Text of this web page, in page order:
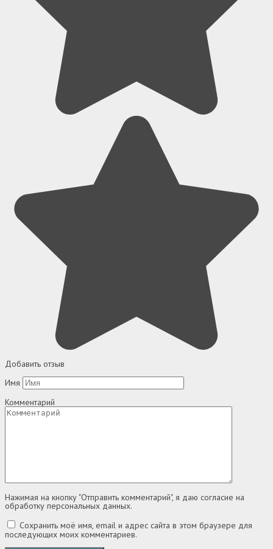
Добавить отзыв
Имя
Комментарий
Нажимая на кнопку "Отправить комментарий", я даю согласие на
обработку персональных данных.
Сохранить моё имя, email и адрес сайта в этом браузере для
последующих моих комментариев.